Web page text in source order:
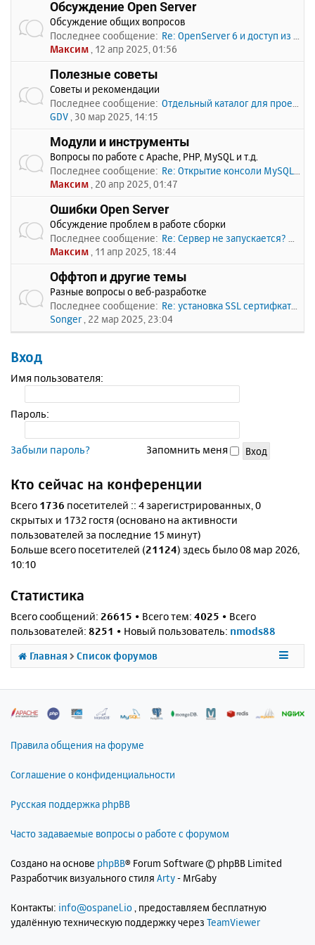
Обсуждение Open Server
Обсуждение общих вопросов
Последнее сообщение: Re: OpenServer 6 и доступ из …
Максим , 12 апр 2025, 01:56
Полезные советы
Советы и рекомендации
Последнее сообщение: Отдельный каталог для проекто…
GDV , 30 мар 2025, 14:15
Модули и инструменты
Вопросы по работе с Apache, PHP, MySQL и т.д.
Последнее сообщение: Re: Открытие консоли MySQL по…
Максим , 20 апр 2025, 01:47
Ошибки Open Server
Обсуждение проблем в работе сборки
Последнее сообщение: Re: Сервер не запускается? Пи…
Максим , 11 апр 2025, 18:44
Оффтоп и другие темы
Разные вопросы о веб-разработке
Последнее сообщение: Re: установка SSL сертифката
Songer , 22 мар 2025, 23:04
Вход
Имя пользователя:
Пароль:
Забыли пароль? Запомнить меня
Кто сейчас на конференции
Всего 1736 посетителей :: 4 зарегистрированных, 0
скрытых и 1732 гостя (основано на активности
пользователей за последние 15 минут)
Больше всего посетителей (21124) здесь было 08 мар 2026,
10:10
Статистика
Всего сообщений: 26615 • Всего тем: 4025 • Всего
пользователей: 8251 • Новый пользователь: nmods88
Главная Список форумов
Правила общения на форуме
Соглашение о конфиденциальности
Русская поддержка phpBB
Часто задаваемые вопросы о работе с форумом
Создано на основе phpBB® Forum Software © phpBB Limited
Разработчик визуального стиля Arty- MrGaby
Контакты: info@ospanel.io , предоставляем бесплатную
удалённую техническую поддержку через TeamViewer